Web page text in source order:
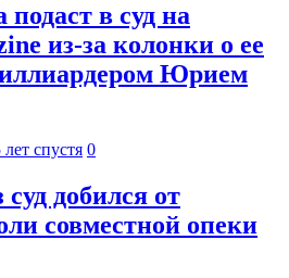
в суд на
из-за колонки о ее
Юрием
лет спустя 0
добился от
совместной опеки